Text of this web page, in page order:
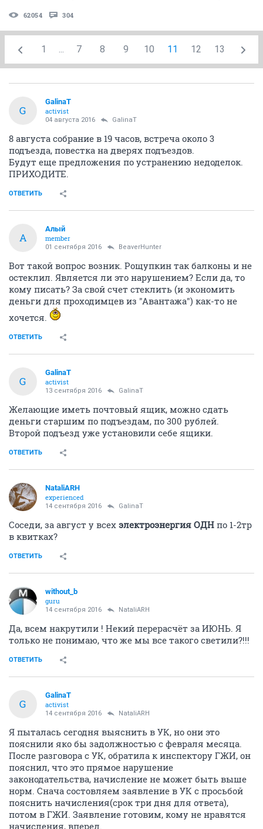
62054 304
1 ... 7 8 9 10 11 12 13
G
GalinaT
activist
04 августа 2016 GalinaT
8 августа собрание в 19 часов, встреча около 3
подъезда, повестка на дверях подъездов.
Будут еще предложения по устранению недоделок.
ПРИХОДИТЕ.
ОТВЕТИТЬ
А
Алый
member
01 сентября 2016 BeaverHunter
Вот такой вопрос возник. Рощупкин так балконы и не
остеклил. Является ли это нарушением? Если да, то
кому писать? За свой счет стеклить (и экономить
деньги для проходимцев из "Авантажа") как-то не
хочется.
ОТВЕТИТЬ
G
GalinaT
activist
13 сентября 2016 GalinaT
Желающие иметь почтовый ящик, можно сдать
деньги старшим по подъездам, по 300 рублей.
Второй подъезд уже установили себе ящики.
ОТВЕТИТЬ
NataliARH
experienced
14 сентября 2016 GalinaT
Соседи, за август у всех электроэнергия ОДН по 1-2тр
в квитках?
ОТВЕТИТЬ
without_b
guru
14 сентября 2016 NataliARH
Да, всем накрутили ! Некий перерасчёт за ИЮНЬ. Я
только не понимаю, что же мы все такого светили?!!!
ОТВЕТИТЬ
G
GalinaT
activist
14 сентября 2016 NataliARH
Я пыталась сегодня выяснить в УК, но они это
пояснили яко бы задолжностью с февраля месяца.
После разговора с УК, обратила к инспектору ГЖИ, он
пояснил, что это прямое нарушение
законодательства, начисление не может быть выше
норм. Снача состовляем заявление в УК с просьбой
пояснить начисления(срок три дня для ответа),
потом в ГЖИ. Заявление готовим, кому не нравятся
начисления, вперед.